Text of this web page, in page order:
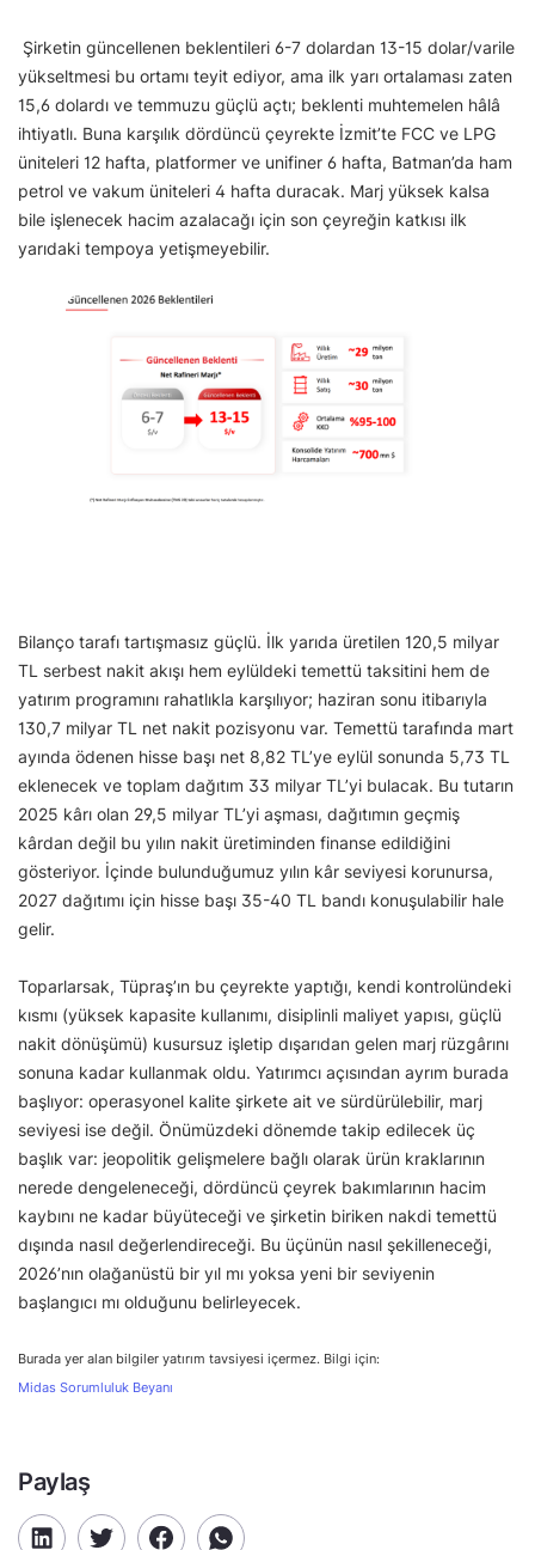
Şirketin güncellenen beklentileri 6-7 dolardan 13-15 dolar/varile
yükseltmesi bu ortamı teyit ediyor, ama ilk yarı ortalaması zaten
15,6 dolardı ve temmuzu güçlü açtı; beklenti muhtemelen hâlâ
ihtiyatlı. Buna karşılık dördüncü çeyrekte İzmit’te FCC ve LPG
üniteleri 12 hafta, platformer ve unifiner 6 hafta, Batman’da ham
petrol ve vakum üniteleri 4 hafta duracak. Marj yüksek kalsa
bile işlenecek hacim azalacağı için son çeyreğin katkısı ilk
yarıdaki tempoya yetişmeyebilir.
Bilanço tarafı tartışmasız güçlü. İlk yarıda üretilen 120,5 milyar
TL serbest nakit akışı hem eylüldeki temettü taksitini hem de
yatırım programını rahatlıkla karşılıyor; haziran sonu itibarıyla
130,7 milyar TL net nakit pozisyonu var. Temettü tarafında mart
ayında ödenen hisse başı net 8,82 TL’ye eylül sonunda 5,73 TL
eklenecek ve toplam dağıtım 33 milyar TL’yi bulacak. Bu tutarın
2025 kârı olan 29,5 milyar TL’yi aşması, dağıtımın geçmiş
kârdan değil bu yılın nakit üretiminden finanse edildiğini
gösteriyor. İçinde bulunduğumuz yılın kâr seviyesi korunursa,
2027 dağıtımı için hisse başı 35-40 TL bandı konuşulabilir hale
gelir.
Toparlarsak, Tüpraş’ın bu çeyrekte yaptığı, kendi kontrolündeki
kısmı (yüksek kapasite kullanımı, disiplinli maliyet yapısı, güçlü
nakit dönüşümü) kusursuz işletip dışarıdan gelen marj rüzgârını
sonuna kadar kullanmak oldu. Yatırımcı açısından ayrım burada
başlıyor: operasyonel kalite şirkete ait ve sürdürülebilir, marj
seviyesi ise değil. Önümüzdeki dönemde takip edilecek üç
başlık var: jeopolitik gelişmelere bağlı olarak ürün kraklarının
nerede dengeleneceği, dördüncü çeyrek bakımlarının hacim
kaybını ne kadar büyüteceği ve şirketin biriken nakdi temettü
dışında nasıl değerlendireceği. Bu üçünün nasıl şekilleneceği,
2026’nın olağanüstü bir yıl mı yoksa yeni bir seviyenin
başlangıcı mı olduğunu belirleyecek.
Burada yer alan bilgiler yatırım tavsiyesi içermez. Bilgi için:
Midas Sorumluluk Beyanı
Paylaş